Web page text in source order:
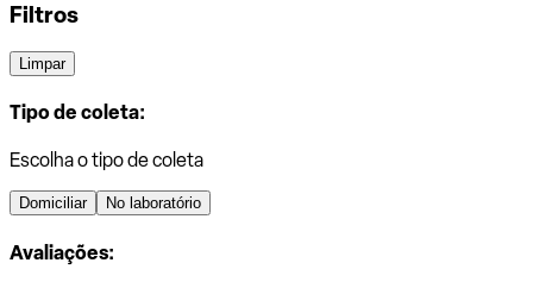
Filtros
Limpar
Tipo de coleta:
Escolha o tipo de coleta
Domiciliar No laboratório
Avaliações: